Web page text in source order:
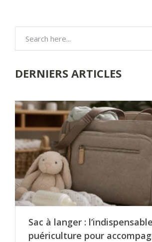
DERNIERS ARTICLES
Sac à langer :
puériculture pour